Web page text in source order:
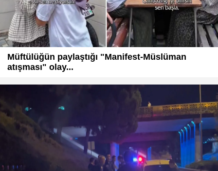
Müftülüğün paylaştığı "Manifest-Müslüman
atışması" olay...